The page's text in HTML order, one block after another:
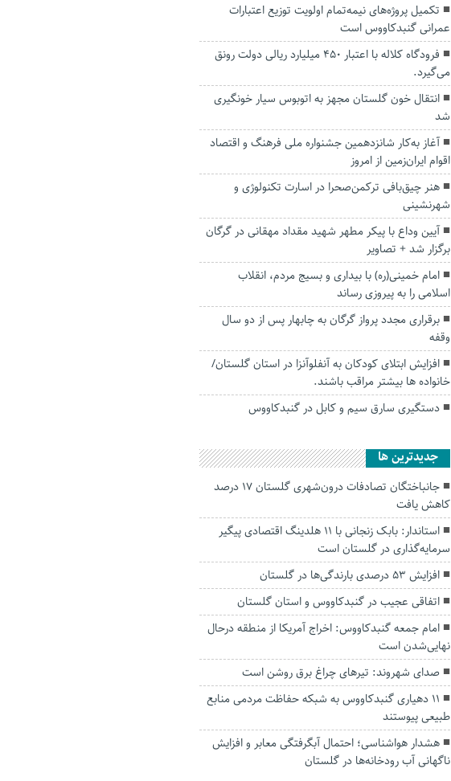
تکمیل پروژه‌های نیمه‌تمام اولویت توزیع اعتبارات
عمرانی گنبدکاووس است
فرودگاه کلاله با اعتبار ۴۵۰ میلیارد ریالی دولت رونق
می‌گیرد.
انتقال خون گلستان مجهز به اتوبوس سیار خونگیری
شد
آغاز به‌کار شانزدهمین جشنواره ملی فرهنگ و اقتصاد
اقوام ایران‌زمین از امروز
هنر چیق‌بافی ترکمن‌صحرا در اسارت تکنولوژی و
شهرنشینی
آیین وداع با پیکر مطهر شهید مقداد مهقانی در گرگان
برگزار شد + تصاویر
امام خمینی(ره) با بیداری و بسیج مردم، انقلاب
اسلامی را به پیروزی رساند
برقراری مجدد پرواز گرگان به چابهار پس از دو سال
وقفه
افزایش ابتلای کودکان به آنفلوآنزا در استان گلستان/
خانواده ها بیشتر مراقب باشند.
دستگیری سارق سیم و کابل در گنبدکاووس
جديدترين ها
جانباختگان تصادفات درون‌شهری گلستان ۱۷ درصد
کاهش یافت
استاندار: بابک زنجانی با ۱۱ هلدینگ اقتصادی پیگیر
سرمایه‌گذاری در گلستان است
افزایش ۵۳ درصدی بارندگی‌ها در گلستان
اتفاقی عجیب در‌ گنبدکاووس و استان گلستان
امام جمعه گنبدکاووس: اخراج آمریکا از منطقه درحال
نهایی‌شدن است
صدای شهروند: تیرهای چراغ برق روشن است
۱۱ دهیاری گنبدکاووس به شبکه حفاظت مردمی منابع
طبیعی پیوستند
هشدار هواشناسی؛ احتمال آبگرفتگی معابر و افزایش
ناگهانی آب رودخانه‌ها در گلستان